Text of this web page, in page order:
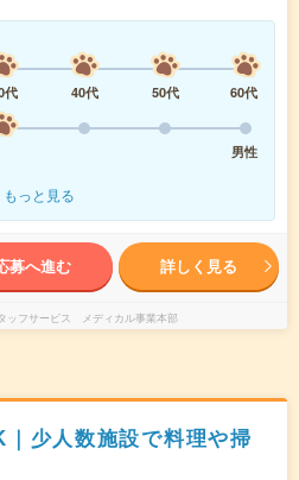
代 40代 50代
60代
男性
もっと見る
募へ進む 詳しく見る
ッフサービス メディカル事業本部
少人数施設で料理や掃